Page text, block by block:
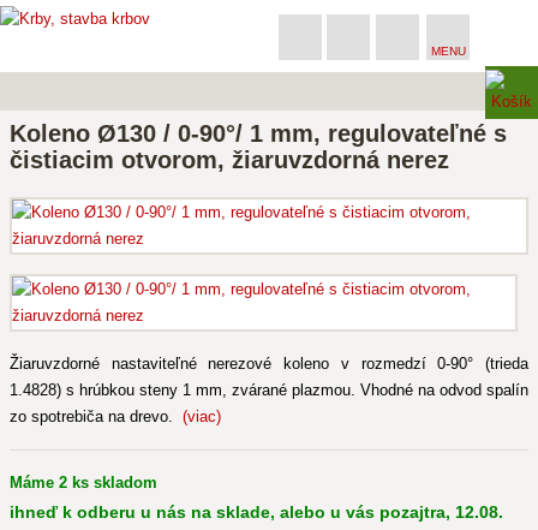
MENU
Koleno Ø130 / 0-90°/ 1 mm, regulovateľné s
čistiacim otvorom, žiaruvzdorná nerez
Žiaruvzdorné nastaviteľné nerezové koleno v rozmedzí 0-90° (trieda
1.4828) s hrúbkou steny 1 mm, zvárané plazmou. Vhodné na odvod spalín
zo spotrebiča na drevo. (viac)
Máme 2 ks skladom
ihneď k odberu u nás na sklade, alebo u vás pozajtra, 12.08.